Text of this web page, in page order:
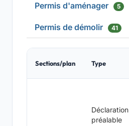
Permis d'aménager 5
Permis de démolir 41
Sections/plan Type
Déclaration
préalable